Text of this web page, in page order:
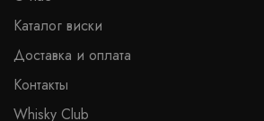
Каталог виски
Доставка и оплата
Контакты
Whisky Club